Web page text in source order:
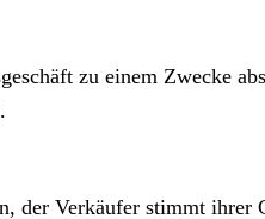
zu einem Zwecke
der Verkäufer stimmt ihrer